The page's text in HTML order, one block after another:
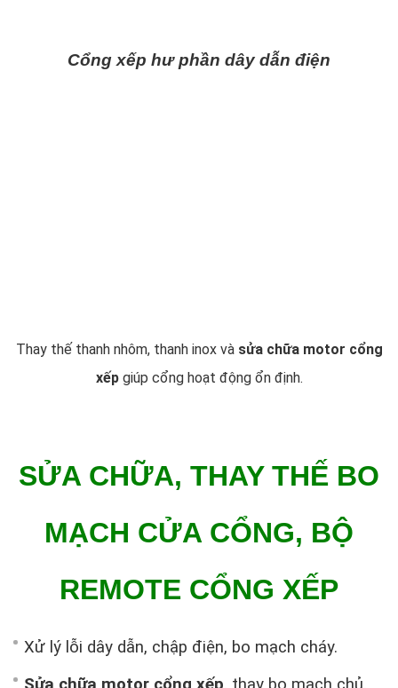
xếpgiúp cổng hoạt động ổn định.
MẠCH CỬA CỔNG, BỘ
REMOTE CỔNG XẾP
Sửa chữa motor cổng xếp, thay bo mạch chủ,
remote điều khiển.